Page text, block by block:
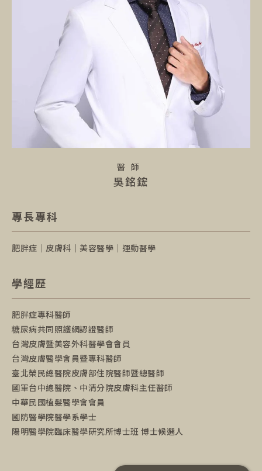
醫師
吳銘鋐
專長專科
肥胖症｜皮膚科｜美容醫學｜運動醫學
學經歷
肥胖症專科醫師
糖尿病共同照護網認證醫師
台灣皮膚暨美容外科醫學會會員
台灣皮膚醫學會員暨專科醫師
臺北榮民總醫院皮膚部住院醫師暨總醫師
國軍台中總醫院、中清分院皮膚科主任醫師
中華民國植髮醫學會會員
國防醫學院醫學系學士
陽明醫學院臨床醫學研究所博士班 博士候選人